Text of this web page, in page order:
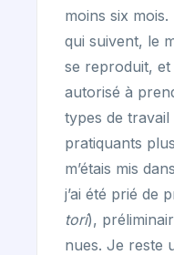
moins six
qui suivent, le
se reproduit,
autorisé à
types de
pratiquants
m’étais mis
j’ai été prié de
tori),
nues. Je reste